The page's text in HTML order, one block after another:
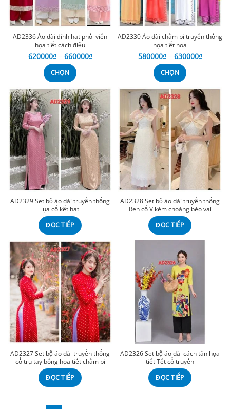
AD2336 Áo dài đính hạt phối viền
họa tiết cách điệu
620000₫ – 660000₫
CHỌN
AD2330 Áo dài chấm bi truyền thống
họa tiết hoa
580000₫ – 630000₫
CHỌN
AD2329 Set bộ áo dài truyền thống
lụa cổ kết hạt
ĐỌC TIẾP
AD2328 Set bộ áo dài truyền thống
Ren cổ V kèm choàng bèo vai
ĐỌC TIẾP
AD2327 Set bộ áo dài truyền thống
cổ trụ tay bồng họa tiết chấm bi
ĐỌC TIẾP
AD2326 Set bộ áo dài cách tân họa
tiết Tết cổ truyền
ĐỌC TIẾP